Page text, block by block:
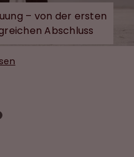
– von der ersten
Abschluss